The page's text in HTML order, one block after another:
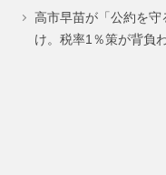
高市早苗が「公約を
け。税率1％策が背負